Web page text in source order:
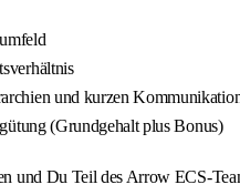
und kurzen
(Grundgehalt plus Bonus)
und Du Teil des Arrow ECS-